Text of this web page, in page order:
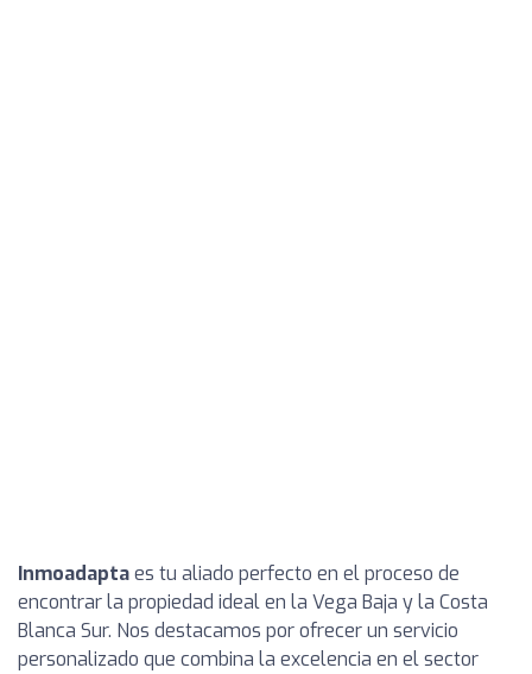
Inmoadaptaes tu aliado perfecto en el proceso de
encontrar la propiedad ideal en la Vega Baja y la Costa
Blanca Sur. Nos destacamos por ofrecer un servicio
personalizado que combina la excelencia en el sector